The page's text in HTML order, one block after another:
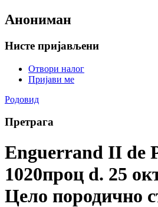
Анониман
Нисте пријављени
Отвори налог
Пријави ме
Родовид
Претрага
Enguerrand II de
1020проц d. 25
Цело породично